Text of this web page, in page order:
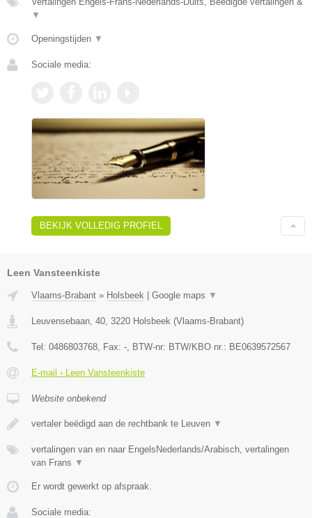
▼
Openingstijden ▼
Sociale media:
BEKIJK VOLLEDIG PROFIEL
Leen Vansteenkiste
Vlaams-Brabant » Holsbeek | Google maps ▼
Leuvensebaan, 40 3220 Holsbeek (Vlaams-Brabant)
Tel: 0486803768 , Fax: - , BTW-nr: BTW/KBO nr.: BE0639572567
E-mail › Leen Vansteenkiste
Website onbekend
vertaler beëdigd aan de rechtbank te Leuven ▼
vertalingen van en naar EngelsNederlands/Arabisch, vertalingen
van Frans ▼
Er wordt gewerkt op afspraak.
Sociale media: